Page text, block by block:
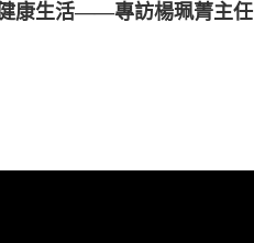
康生活——專訪楊珮菁主任